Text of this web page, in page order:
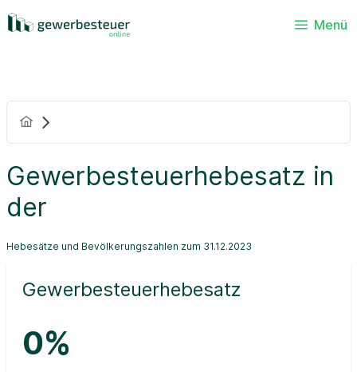
Menü
Gewerbesteuerhebesatz in
der
Hebesätze und Bevölkerungszahlen zum 31.12.2023
Gewerbesteuerhebesatz
0%